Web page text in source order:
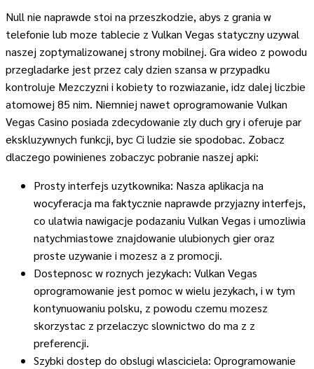
Null nie naprawde stoi na przeszkodzie, abys z grania w
telefonie lub moze tablecie z Vulkan Vegas statyczny uzywal
naszej zoptymalizowanej strony mobilnej. Gra wideo z powodu
przegladarke jest przez caly dzien szansa w przypadku
kontroluje Mezczyzni i kobiety to rozwiazanie, idz dalej liczbie
atomowej 85 nim. Niemniej nawet oprogramowanie Vulkan
Vegas Casino posiada zdecydowanie zly duch gry i oferuje par
ekskluzywnych funkcji, byc Ci ludzie sie spodobac. Zobacz
dlaczego powinienes zobaczyc pobranie naszej apki:
Prosty interfejs uzytkownika: Nasza aplikacja na
wocyferacja ma faktycznie naprawde przyjazny interfejs,
co ulatwia nawigacje podazaniu Vulkan Vegas i umozliwia
natychmiastowe znajdowanie ulubionych gier oraz
proste uzywanie i mozesz a z promocji.
Dostepnosc w roznych jezykach: Vulkan Vegas
oprogramowanie jest pomoc w wielu jezykach, i w tym
kontynuowaniu polsku, z powodu czemu mozesz
skorzystac z przelaczyc slownictwo do ma z z
preferencji.
Szybki dostep do obslugi wlasciciela: Oprogramowanie